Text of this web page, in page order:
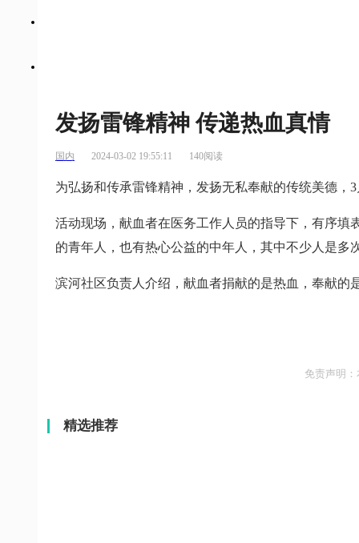
发扬雷锋精神 传递热血真情
国内 2024-03-02 19:55:11 140阅读
为弘扬和传承雷锋精神，发扬无私奉献的传统美德，
活动现场，献血者在医务工作人员的指导下，有序填
的青年人，也有热心公益的中年人，其中不少人是多
滨河社区负责人介绍，献血者捐献的是热血，奉献
免责声明
精选推荐